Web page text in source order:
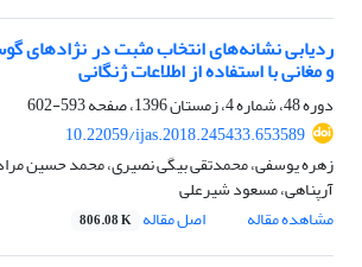
ردیابی نشانه‌های انتخاب مثبت در نژاد‌های
و مغانی با استفاده از اطلاعات ژنگانی
دوره 48، شماره 4، زمستان 1396، صفحه
593-602
10.22059/ijas.2018.245433.653589
زهره یوسفی، محمدتقی بیگی نصیری، محمد حسین
آرپناهی، مسعود شیرعلی
مشاهده مقاله
اصل مقاله 806.08 K